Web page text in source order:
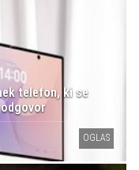
telefon, ki se
OGLAS